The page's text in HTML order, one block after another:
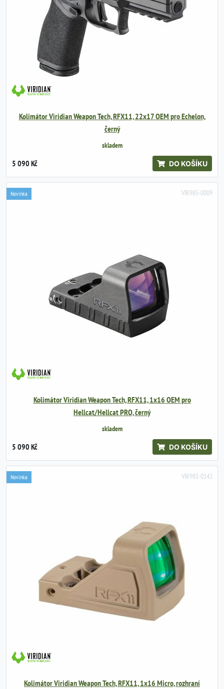
Kolimátor Viridian Weapon Tech, RFX11, 22x17 OEM pro Echelon,
černý
skladem
5 090 Kč DO KOŠÍKU
VIR985-0009
Novinka
Kolimátor Viridian Weapon Tech, RFX11, 1x16 OEM pro
Hellcat/Hellcat PRO, černý
skladem
5 090 Kč DO KOŠÍKU
VIR981-0142
Novinka
Kolimátor Viridian Weapon Tech, RFX11, 1x16 Micro, rozhraní